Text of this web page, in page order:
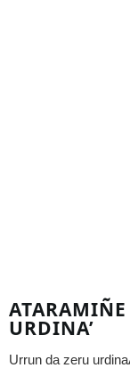
URDINA’
Urrun da zeru